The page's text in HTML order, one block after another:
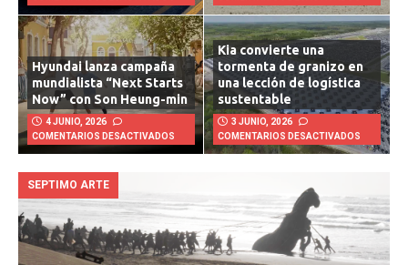
COMENTARIOS DESACTIVADOS
COMENTARIOS DESACTIVADOS
Hyundai lanza campaña
mundialista “Next Starts
Now” con Son Heung-min
4 JUNIO, 2026
COMENTARIOS DESACTIVADOS
Kia convierte una
tormenta de granizo en
una lección de logística
sustentable
3 JUNIO, 2026
COMENTARIOS DESACTIVADOS
SEPTIMO ARTE